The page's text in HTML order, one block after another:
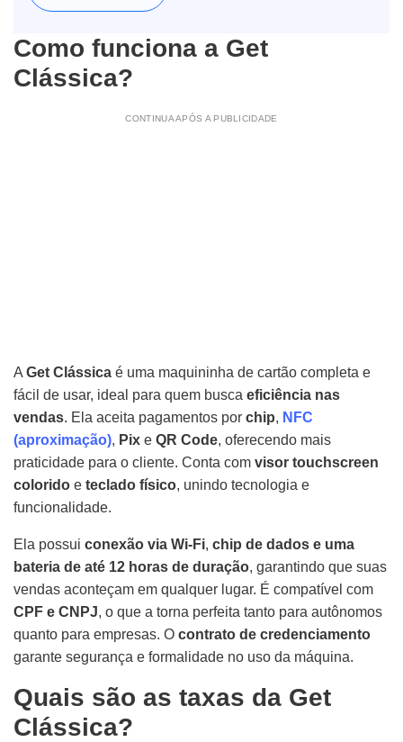
Como funciona a Get
Clássica?
CONTINUA APÓS A PUBLICIDADE
A Get Clássica é uma maquininha de cartão completa e
fácil de usar, ideal para quem busca eficiência nas
vendas. Ela aceita pagamentos por chip, NFC
(aproximação), Pix e QR Code, oferecendo mais
praticidade para o cliente. Conta com visor touchscreen
colorido e teclado físico, unindo tecnologia e
funcionalidade.
Ela possui conexão via Wi-Fi, chip de dados e uma
bateria de até 12 horas de duração, garantindo que suas
vendas aconteçam em qualquer lugar. É compatível com
CPF e CNPJ, o que a torna perfeita tanto para autônomos
quanto para empresas. O contrato de credenciamento
garante segurança e formalidade no uso da máquina.
Quais são as taxas da Get
Clássica?